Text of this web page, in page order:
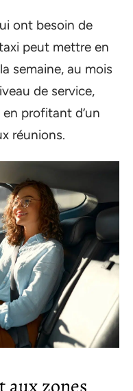
ont besoin de
peut mettre en
semaine, au mois
de service,
profitant d’un
réunions.